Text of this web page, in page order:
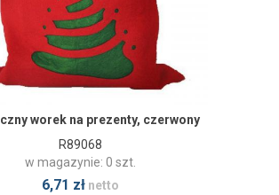
worek na prezenty, czerwony
R89068
w magazynie: 0 szt.
6,71 złnetto